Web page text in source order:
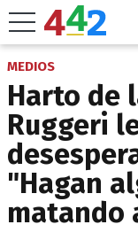
MEDIOS
Harto de
Ruggeri
"Hagan
matando